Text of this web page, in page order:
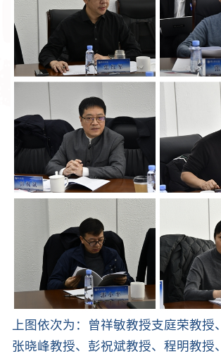
上图依次为：曾祥敏教授支庭荣教授
张晓峰教授、彭祝斌教授、程明教授